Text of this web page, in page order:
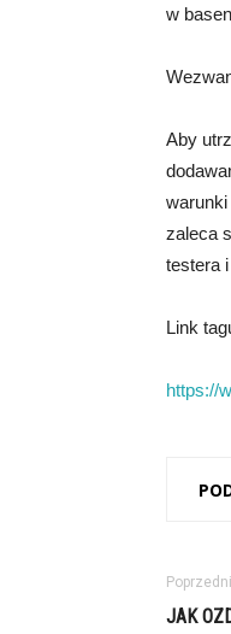
w
Aby
zaleca
testera
Link
https://
JAK